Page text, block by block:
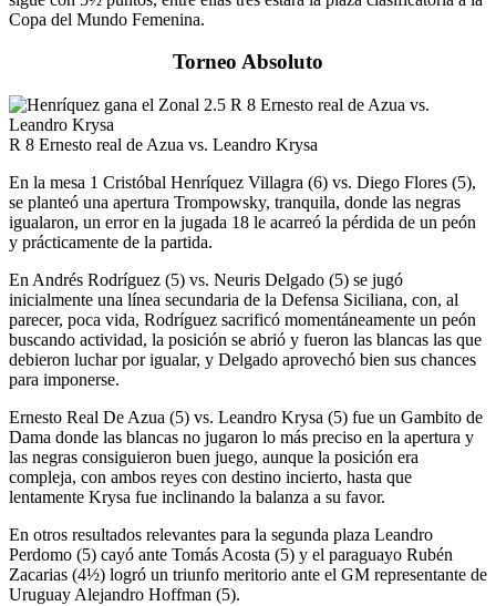
Copa del Mundo Femenina.
Torneo Absoluto
R 8 Ernesto real de Azua vs. Leandro Krysa
En la mesa 1 Cristóbal Henríquez Villagra (6) vs. Diego Flores (5),
se planteó una apertura Trompowsky, tranquila, donde las negras
igualaron, un error en la jugada 18 le acarreó la pérdida de un peón
y prácticamente de la partida.
En Andrés Rodríguez (5) vs. Neuris Delgado (5) se jugó
inicialmente una línea secundaria de la Defensa Siciliana, con, al
parecer, poca vida, Rodríguez sacrificó momentáneamente un peón
buscando actividad, la posición se abrió y fueron las blancas las que
debieron luchar por igualar, y Delgado aprovechó bien sus chances
para imponerse.
Ernesto Real De Azua (5) vs. Leandro Krysa (5) fue un Gambito de
Dama donde las blancas no jugaron lo más preciso en la apertura y
las negras consiguieron buen juego, aunque la posición era
compleja, con ambos reyes con destino incierto, hasta que
lentamente Krysa fue inclinando la balanza a su favor.
En otros resultados relevantes para la segunda plaza Leandro
Perdomo (5) cayó ante Tomás Acosta (5) y el paraguayo Rubén
Zacarias (4½) logró un triunfo meritorio ante el GM representante de
Uruguay Alejandro Hoffman (5).